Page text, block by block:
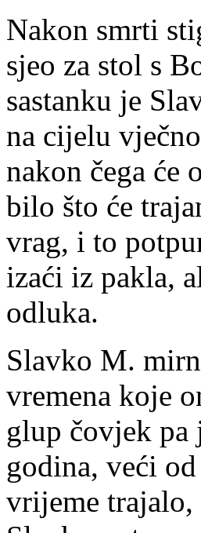
Nakon smrti
sjeo za stol s
sastanku je
na cijelu
nakon čega će
bilo što će
vrag, i to
izaći iz pakla,
odluka.
Slavko M.
vremena koje
glup čovjek pa
godina, veći
vrijeme trajalo,